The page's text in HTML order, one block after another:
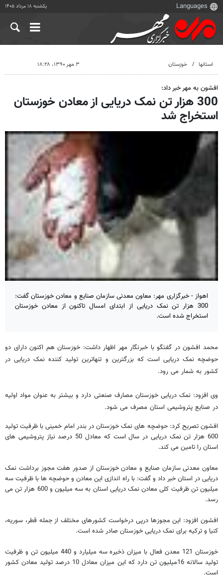
یکشنبه ۱۸ مرداد ۱۴۰۵
استانها خوزستان ۳ مهر ۱۳۹۰، ۱۸:۲۸
افشون به مهر خبر داد:
300 هزار تن نمک دریایی از معادن خوزستان
استخراج شد
اهواز - خبرگزاری مهر: معاون معدنی سازمان صنایع و معادن خوزستان گفت:
300 هزار تن نمک دریایی از ابتدای امسال تاکنون از معادن خوزستان
استخراج شده است.
محمد افشون در گفتگو با خبرنگار مهر اظهار داشت: خوزستان هم اکنون دارای دو
حوضچه نمک دریایی است که بزرگترین و تنهاترین تولید کننده نمک دریایی در
کشور به شمار می رود.
وی افزود: نمک دریایی خوزستان مصارف صنعتی دارد و بیشتر به عنوان مواد اولیه
در صنایع پتروشیمی استان مصرف می شود.
افشون تصریح کرد: حوضچه های نمک خوزستان در بندر امام خمینی با ظرفیت تولید
600 هزار تن نمک دریایی در سال است که معادل 50 درصد نیاز پتروشیمی های
استان را تامین می کند.
معاون معدنی سازمان صنایع و معادن خوزستان از صدور هفت مجوز برداشت نمک
دریایی در استان خبر داد و گفت: با راه اندازی این معادن و حوضچه ها با ظرفیت سه
میلیون تن ظرفیت کلی معادن نمک دریایی استان به سه میلیون و 600 هزار تن می
رسد.
افشون افزود: این مجوزها درپی درخواست کشورهای مختلف از جمله قطر، سوریه،
کنیا و ترکیه برای نمک دریایی خوزستان صادر شده است.
خوزستان 121 معدن فعال با میزان ذخیره سه میلیارد و 440 میلیون تن و ظرفیت
تولید سالانه 16میلیون تن دارد که این میزان معادل 10 درصد تولید معادن کشور
است.